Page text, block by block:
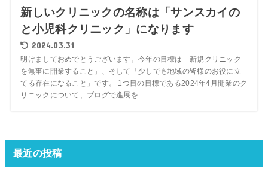
新しいクリニックの名称は「サンスカイの
と小児科クリニック」になります
2024.03.31
明けましておめでとうございます。今年の目標は「新規クリニック
を無事に開業すること」、そして「少しでも地域の皆様のお役に立
てる存在になること」です。 1つ目の目標である2024年4月開業のク
リニックについて、ブログで進展を...
最近の投稿